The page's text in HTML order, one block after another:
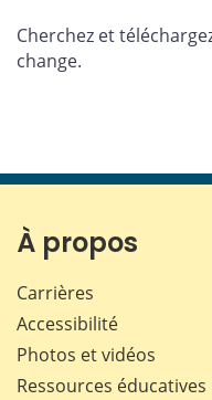
Cherchez et
change.
À propos
Carrières
Accessibilité
Photos et vidéos
Ressources éducatives